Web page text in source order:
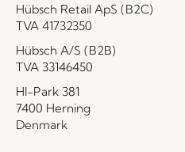
Hübsch Retail ApS (B2C)
TVA 41732350
Hübsch A/S (B2B)
TVA 33146450
HI-Park 381
7400 Herning
Denmark